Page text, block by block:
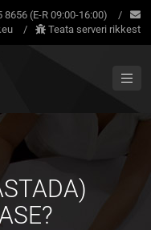
8656 (E-R 09:00-16:00)
/
/ Teata serveri rikkest